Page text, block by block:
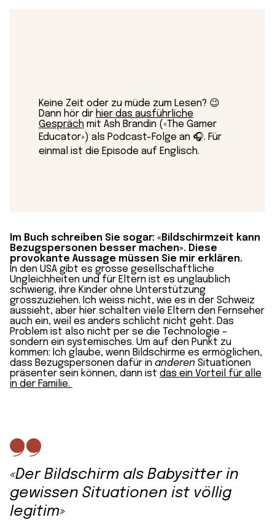
Keine Zeit oder zu müde zum Lesen? 😉
Dann hör dir hier das ausführliche
Gesprächmit Ash Brandin («The Gamer
Educator») als Podcast-Folge an 🎧. Für
einmal ist die Episode auf Englisch.
Im Buch schreiben Sie sogar: «Bildschirmzeit kann
Bezugspersonen besser machen». Diese
provokante Aussage müssen Sie mir erklären.
In den USA gibt es grosse gesellschaftliche
Ungleichheiten und für Eltern ist es unglaublich
schwierig, ihre Kinder ohne Unterstützung
grosszuziehen. Ich weiss nicht, wie es in der Schweiz
aussieht, aber hier schalten viele Eltern den Fernseher
auch ein, weil es anders schlicht nicht geht. Das
Problem ist also nicht per se die Technologie –
sondern ein systemisches. Um auf den Punkt zu
kommen: Ich glaube, wenn Bildschirme es ermöglichen,
dass Bezugspersonen dafür in anderen Situationen
präsenter sein können, dann ist das ein Vorteil für alle
in der Familie.
«Der Bildschirm als Babysitter in
gewissen Situationen ist völlig
legitim»